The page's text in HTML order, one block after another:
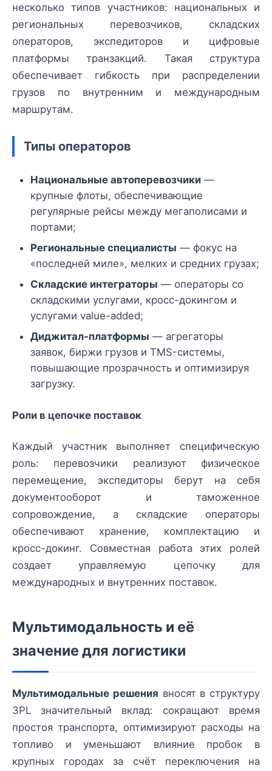
несколько типов участников: национальных и
региональных перевозчиков, складских
операторов, экспедиторов и цифровые
платформы транзакций. Такая структура
обеспечивает гибкость при распределении
грузов по внутренним и международным
маршрутам.
Типы операторов
Национальные автоперевозчики —
крупные флоты, обеспечивающие
регулярные рейсы между мегаполисами и
портами;
Региональные специалисты — фокус на
«последней миле», мелких и средних грузах;
Складские интеграторы — операторы со
складскими услугами, кросс-докингом и
услугами value-added;
Диджитал-платформы — агрегаторы
заявок, биржи грузов и TMS-системы,
повышающие прозрачность и оптимизируя
загрузку.
Роли в цепочке поставок
Каждый участник выполняет специфическую
роль: перевозчики реализуют физическое
перемещение, экспедиторы берут на себя
документооборот и таможенное
сопровождение, а складские операторы
обеспечивают хранение, комплектацию и
кросс-докинг. Совместная работа этих ролей
создает управляемую цепочку для
международных и внутренних поставок.
Мультимодальность и её
значение для логистики
Мультимодальные решения вносят в структуру
3PL значительный вклад: сокращают время
простоя транспорта, оптимизируют расходы на
топливо и уменьшают влияние пробок в
крупных городах за счёт переключения на